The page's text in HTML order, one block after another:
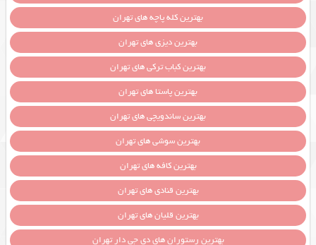
بهترین کله پاچه های تهران
بهترین دیزی های تهران
بهترین کباب ترکی های تهران
بهترین پاستا های تهران
بهترین ساندویچی های تهران
بهترین سوشی های تهران
بهترین کافه های تهران
بهترین قنادی های تهران
بهترین قلیان های تهران
بهترین رستوران های دی جی دار تهران